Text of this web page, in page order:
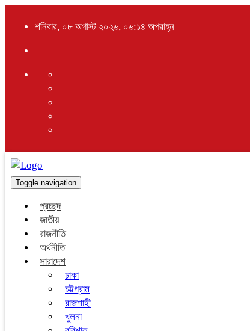
শনিবার, ০৮ অগাস্ট ২০২৬, ০৬:১৪ অপরাহ্ন
Toggle navigation
প্রচ্ছদ
জাতীয়
রাজনীতি
অর্থনীতি
সারাদেশ
ঢাকা
চট্টগ্রাম
রাজশাহী
খুলনা